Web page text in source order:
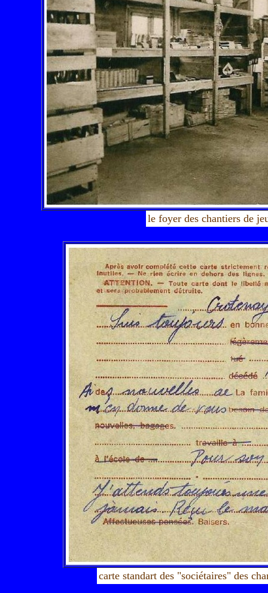
le foyer des chantiers de
carte standart des "sociétaires" des